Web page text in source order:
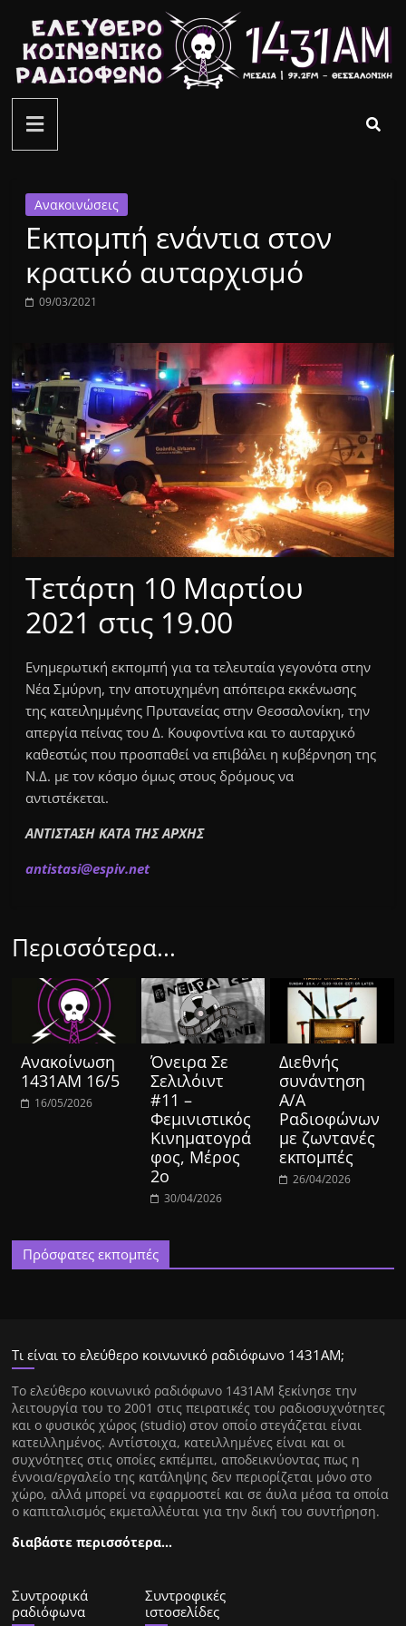
περιεχόμενο
ελεύθερο
κοινωνικό
ραδιόφωνο
1431AM
Ανακοινώσεις
Εκπομπή ενάντια στον
κρατικό αυταρχισμό
09/03/2021
Τετάρτη 10 Μαρτίου
2021 στις 19.00
Ενημερωτική εκπομπή για τα τελευταία γεγονότα στην
Νέα Σμύρνη, την αποτυχημένη απόπειρα εκκένωσης
της κατειλημμένης Πρυτανείας στην Θεσσαλονίκη, την
απεργία πείνας του Δ. Κουφοντίνα και το αυταρχικό
καθεστώς που προσπαθεί να επιβάλει η κυβέρνηση της
Ν.Δ. με τον κόσμο όμως στους δρόμους να
αντιστέκεται.
ΑΝΤΙΣΤΑΣΗ ΚΑΤΑ ΤΗΣ ΑΡΧΗΣ
antistasi@espiv.net
Περισσότερα...
Ανακοίνωση
1431ΑΜ 16/5
16/05/2026
Όνειρα Σε
Σελιλόιντ
#11 –
Φεμινιστικός
Κινηματογρά
φος, Μέρος
2ο
30/04/2026
Διεθνής
συνάντηση
Α/Α
Ραδιοφώνων
με ζωντανές
εκπομπές
26/04/2026
Πρόσφατες εκπομπές
Τι είναι το ελεύθερο κοινωνικό ραδιόφωνο 1431ΑΜ;
Tο ελεύθερο κοινωνικό ραδιόφωνο 1431AM ξεκίνησε την
λειτουργία του το 2001 στις πειρατικές του ραδιοσυχνότητες
και ο φυσικός χώρος (studio) στον οποίο στεγάζεται είναι
κατειλλημένος. Αντίστοιχα, κατειλλημένες είναι και οι
συχνότητες στις οποίες εκπέμπει, αποδεικνύοντας πως η
έννοια/εργαλείο της κατάληψης δεν περιορίζεται μόνο στο
χώρο, αλλά μπορεί να εφαρμοστεί και σε άυλα μέσα τα οποία
ο καπιταλισμός εκμεταλλέυται για την δική του συντήρηση.
διαβάστε περισσότερα…
Συντροφικά
ραδιόφωνα
Συντροφικές
ιστοσελίδες